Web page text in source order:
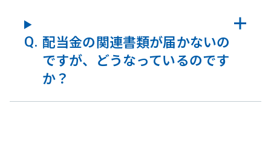
配当金の関連書類が届かないの
ですが、どうなっているのです
か？